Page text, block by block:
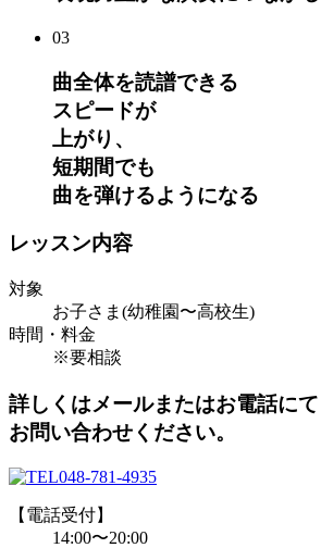
03
曲全体を読譜できる
スピードが
上がり、
短期間でも
曲を弾けるようになる
レッスン内容
対象
お子さま(幼稚園〜高校生)
時間・料金
※要相談
詳しくはメールまたはお電話にて
お問い合わせください。
048-781-4935
【電話受付】
14:00〜20:00